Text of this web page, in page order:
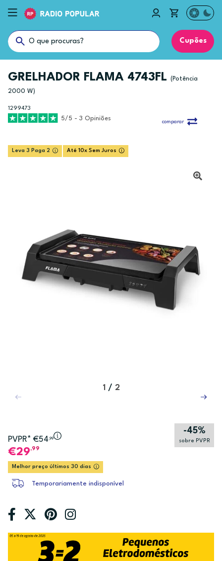
Cupões
GRELHADOR FLAMA 4743FL
(Potência
2000 W)
1299473
5/5 - 3 Opiniões
comparar
Leva 3 Paga 2 Até 10x Sem Juros
1 / 2
PVPR* €54,99
-45%
sobre PVPR
29,99
Melhor preço últimos 30 dias
Temporariamente indisponível